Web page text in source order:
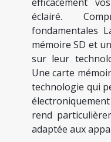
efficacement
éclairé.
fondamentales
mémoire SD et
sur leur
Une carte
technologie qui
rend
adaptée aux